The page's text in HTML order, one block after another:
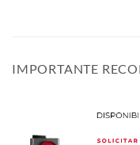
IMPORTANTE